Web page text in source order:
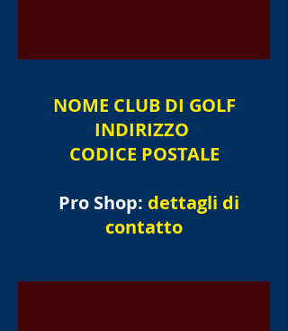
NOME CLUB DI GOLF
INDIRIZZO
CODICE POSTALE
Pro Shop: dettagli di
contatto